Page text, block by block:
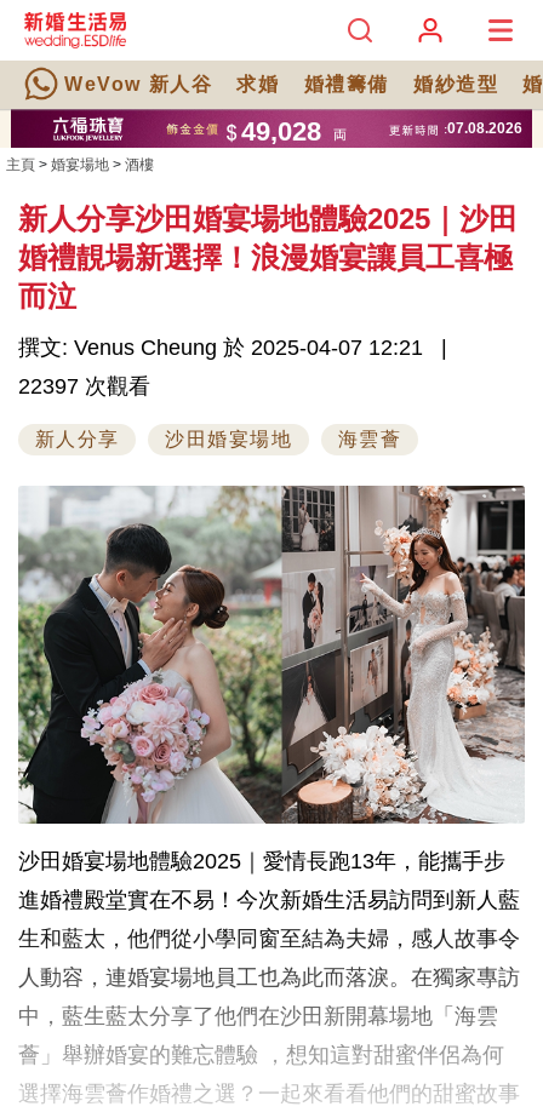
WeVow 新人谷 求婚 婚禮籌備 婚紗造型
主頁 > 婚宴場地 > 酒樓
新人分享沙田婚宴場地體驗2025｜沙田
婚禮靚場新選擇！浪漫婚宴讓員工喜極
而泣
撰文: Venus Cheung 於 2025-04-07 12:21
22397 次觀看
新人分享 沙田婚宴場地 海雲薈
沙田婚宴場地體驗2025｜愛情長跑13年，能攜手步
進婚禮殿堂實在不易！今次新婚生活易訪問到新人藍
生和藍太，他們從小學同窗至結為夫婦，感人故事令
人動容，連婚宴場地員工也為此而落淚。在獨家專訪
中，藍生藍太分享了他們在沙田新開幕場地「海雲
薈」舉辦婚宴的難忘體驗 ，想知這對甜蜜伴侶為何
選擇海雲薈作婚禮之選？一起來看看他們的甜蜜故事